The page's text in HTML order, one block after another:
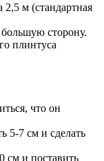
2,5 м (стандартная
сторону.
плинтуса
что он
5-7 см и сделать
см и поставить